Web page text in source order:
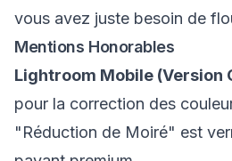
vous avez juste besoin de
Mentions Honorables
Lightroom Mobile (Version
pour la correction des
"Réduction de Moiré" est